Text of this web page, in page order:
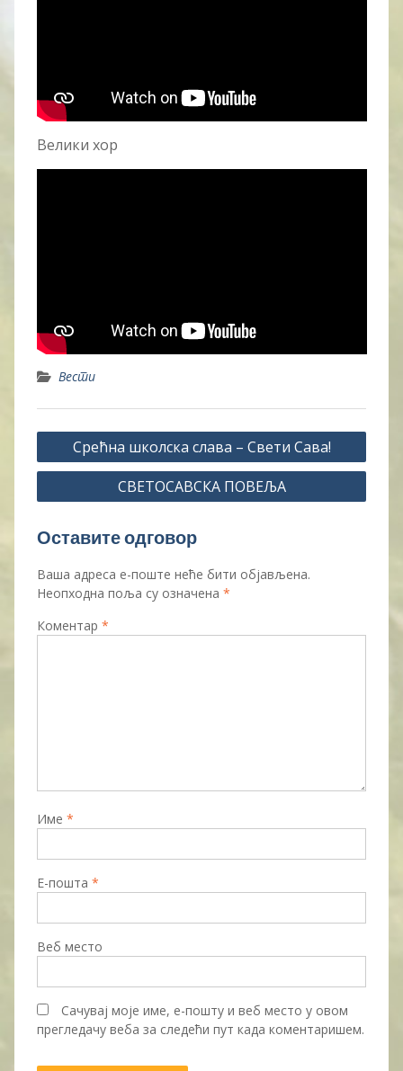
Велики хор
Вести
Кретање
чланка
Срећна школска слава – Свети Сава!
СВЕТОСАВСКА ПОВЕЉА
Оставите одговор
Ваша адреса е-поште неће бити објављена.
Неопходна поља су означена *
Коментар *
Име *
Е-пошта *
Веб место
Сачувај моје име, е-пошту и веб место у овом
прегледачу веба за следећи пут када коментаришем.